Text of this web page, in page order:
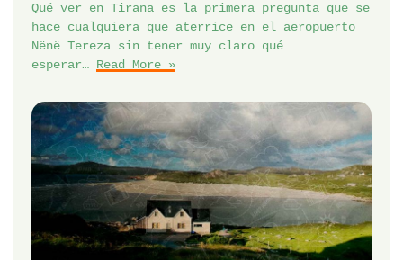
Qué ver en Tirana es la primera pregunta que se
hace cualquiera que aterrice en el aeropuerto
Nënë Tereza sin tener muy claro qué
esperar… Read More »